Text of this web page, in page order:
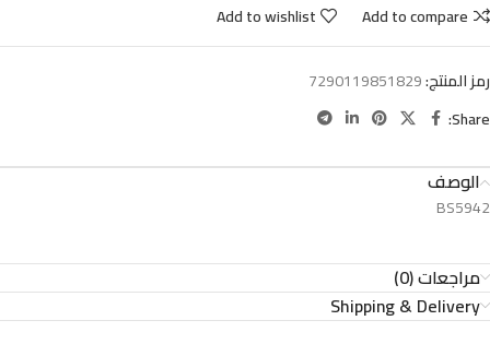
Add to compare
Add to wishlist
رمز المنتج:7290119851829
Share:
الوصف
BS5942
مراجعات (0)
Shipping & Delivery